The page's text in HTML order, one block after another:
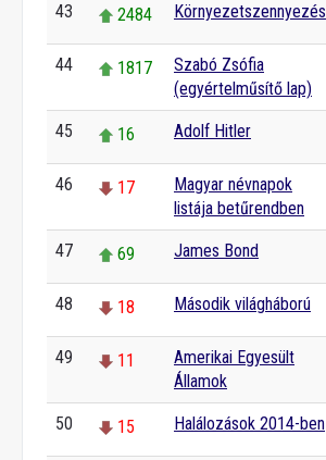
43 2484 Környezetszennyezés
44 1817
Szabó Zsófia
(egyértelműsítő lap)
45 16 Adolf Hitler
46 17
Magyar névnapok
listája betűrendben
47 69 James Bond
48 18 Második világháború
49 11
Amerikai Egyesült
Államok
50 15 Halálozások 2014-ben